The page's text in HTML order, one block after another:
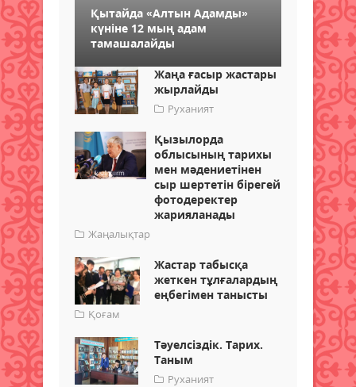
Қытайда «Алтын Адамды»
күніне 12 мың адам
тамашалайды
Жаңа ғасыр жастары
жырлайды
Руханият
Қызылорда
облысының тарихы
мен мәдениетінен
сыр шертетін бірегей
фотодеректер
жарияланады
Жаңалықтар
Жастар табысқа
жеткен тұлғалардың
еңбегімен танысты
Қоғам
Тәуелсіздік. Тарих.
Таным
Руханият